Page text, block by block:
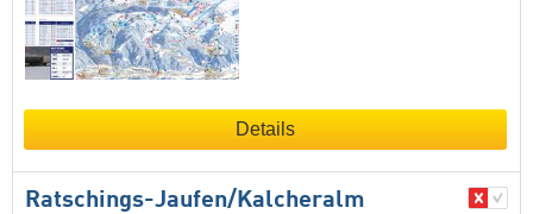
Details
Ratschings-Jaufen/​Kalcheralm